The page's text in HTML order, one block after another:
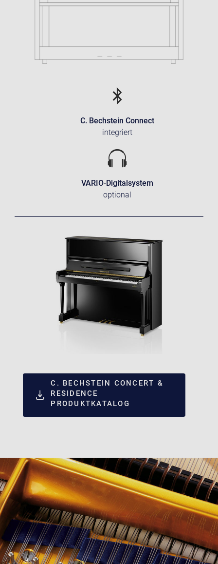
C. Bechstein Connect
integriert
VARIO-Digitalsystem
optional
C. BECHSTEIN CONCERT &
RESIDENCE
PRODUKTKATALOG